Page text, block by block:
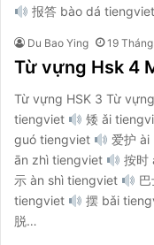
报答 bào dá tiengviet
Du Bao Ying 19
Từ vựng Hsk 4
Từ vựng HSK 3 Từ
tiengviet
矮 ǎi
guó tiengviet
爱护
ān zhì tiengviet
按时
示 àn shì tiengviet
tiengviet
摆 bǎi
脱…